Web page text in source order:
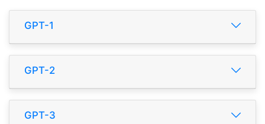
GPT-1
GPT-2
GPT-3